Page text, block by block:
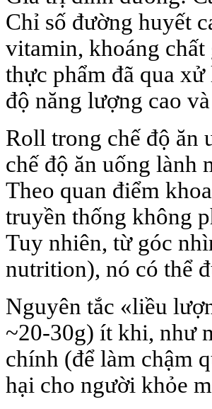
Chỉ số đường huyết
vitamin, khoáng
thực phẩm đã qua
độ năng lượng cao
Roll trong chế độ ăn
chế độ ăn uống lành
Theo quan điểm
truyền thống không
Tuy nhiên, từ góc
nutrition), nó có thể
Nguyên tắc «liều
~20-30g) ít khi, như
chính (để làm chậm
hại cho người khỏe